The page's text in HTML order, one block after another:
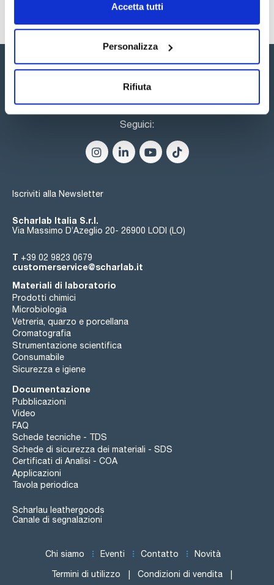
Accetta tutti
Personalizza
Rifiuta
Seguici:
Iscriviti alla Newsletter
Scharlab Italia S.r.l.
Via Massimo D’Azeglio 20- 26900 LODI (LO)
T +39 02 9823 0679
customerservice@scharlab.it
Materiali di laboratorio
Prodotti chimici
Microbiologia
Vetreria, quarzo e porcellana
Cromatografia
Strumentazione scientifica
Consumabile
Sicurezza e igiene
Documentazione
Pubblicazioni
Video
FAQ
Schede tecniche - TDS
Schede di sicurezza dei materiali - SDS
Certificati di Analisi - COA
Applicazioni
Tavola periodica
Scharlau leathergoods
Canale di segnalazioni
Chi siamo Eventi Contatto Novità
Termini di utilizzo Condizioni di vendita